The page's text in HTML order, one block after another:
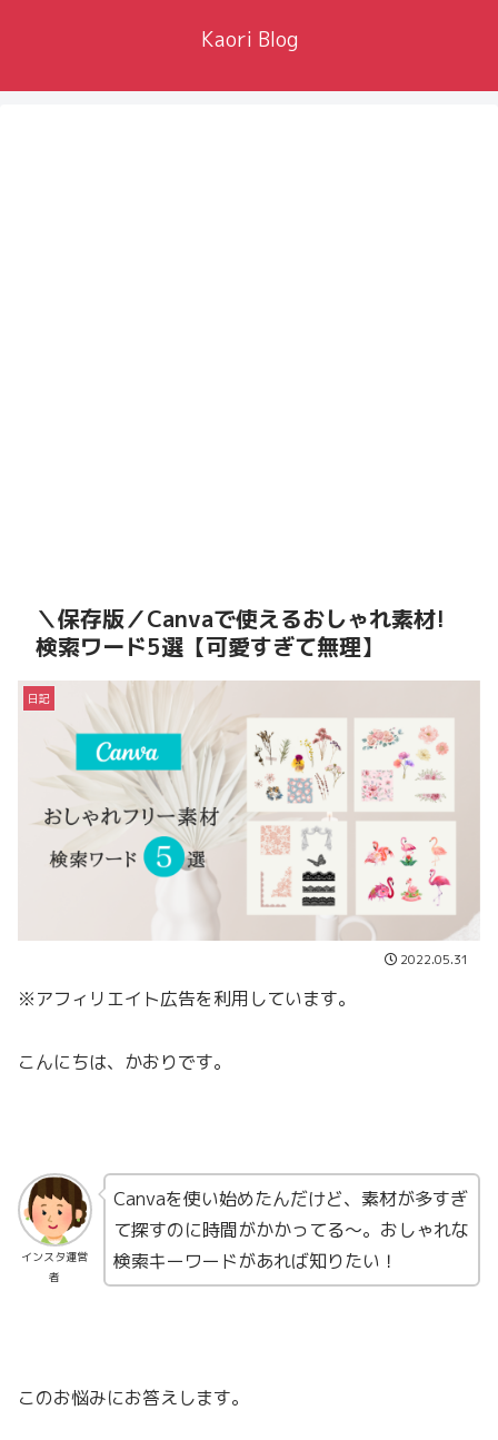
Kaori Blog
＼保存版／Canvaで使えるおしゃれ素材!
検索ワード5選【可愛すぎて無理】
日記
2022.05.31
※アフィリエイト広告を利用しています。
こんにちは、かおりです。
インスタ運営
者
Canvaを使い始めたんだけど、素材が多すぎ
て探すのに時間がかかってる〜。おしゃれな
検索キーワードがあれば知りたい！
このお悩みにお答えします。